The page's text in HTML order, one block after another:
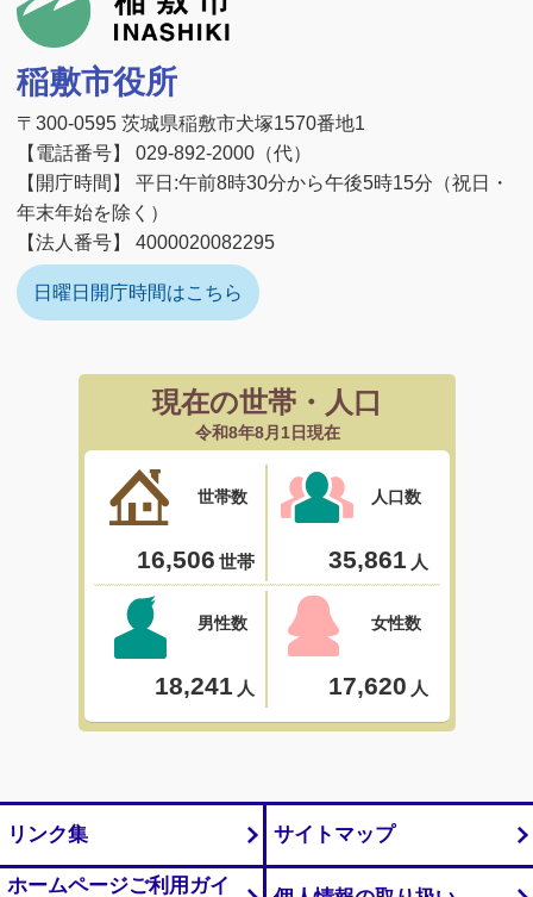
稲敷市役所
〒300-0595 茨城県稲敷市犬塚1570番地1
【電話番号】 029-892-2000（代）
【開庁時間】 平日:午前8時30分から午後5時15分（祝日・
年末年始を除く）
【法人番号】 4000020082295
日曜日開庁時間はこちら
リンク集 サイトマップ
ホームページご利用ガイ